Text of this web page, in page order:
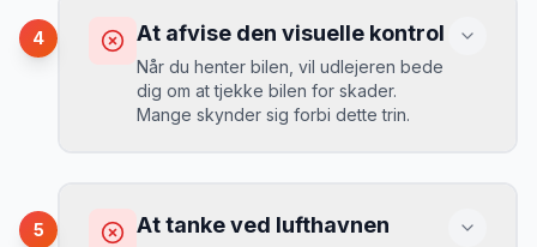
MJ
Mikkels erfaring September 2023
“ En lille bule i døren kostede mig 8.000
kr. i selvrisiko. Siden har jeg altid
Du betaler 20-30% mere for brændstof,
da udlejeren tager høje benzinpriser.
Løsning
4 At afvise den visuelle kontrol
Når du henter bilen, vil udlejeren bede
dig om at tjekke bilen for skader.
Mange skynder sig forbi dette trin.
Du kan blive opkrævet for skader, der
var der før du fik bilen.
5 At tanke ved lufthavnen